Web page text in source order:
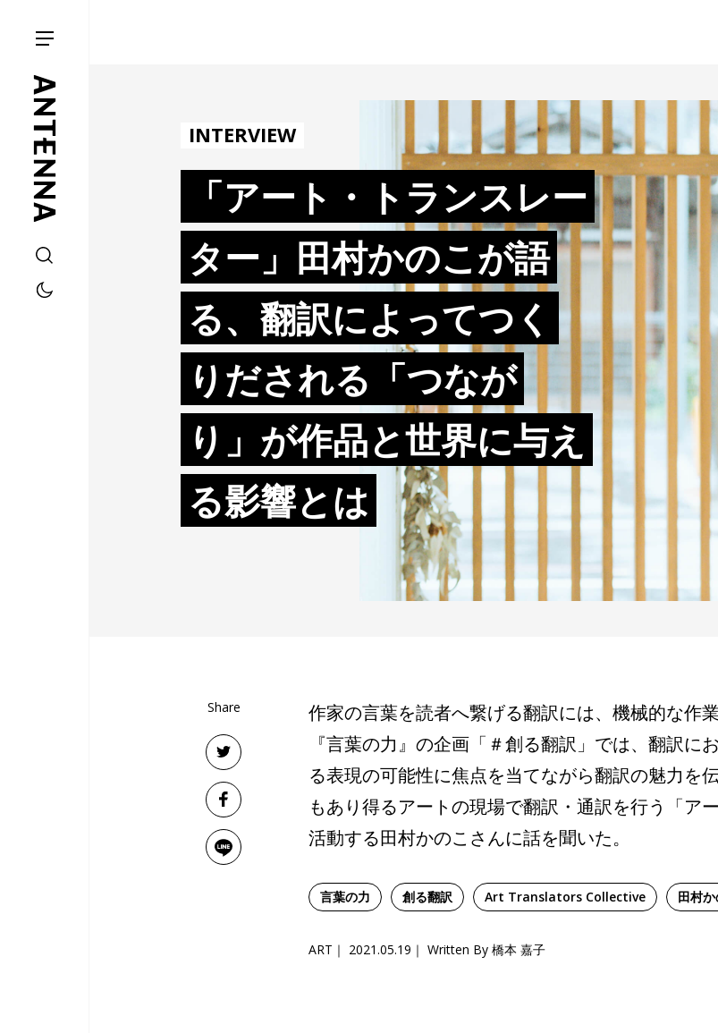
INTERVIEW
「アート・トランスレー
ター」田村かのこが語
る、翻訳によってつく
りだされる「つなが
り」が作品と世界に与え
る影響とは
Share
作家の言葉を読者へ繋げる翻訳には、機械的な作
『言葉の力』の企画「＃創る翻訳」では、翻訳に
る表現の可能性に焦点を当てながら翻訳の魅力を
もあり得るアートの現場で翻訳・通訳を行う「ア
活動する田村かのこさんに話を聞いた。
言葉の力 創る翻訳 Art Translators Collective 田村か
ART 2021.05.19 Written By 橋本 嘉子